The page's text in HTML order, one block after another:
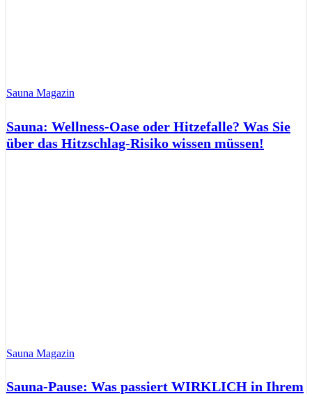
Sauna Magazin
Sauna: Wellness-Oase oder Hitzefalle? Was Sie
über das Hitzschlag-Risiko wissen müssen!
Sauna Magazin
Sauna-Pause: Was passiert WIRKLICH in Ihrem